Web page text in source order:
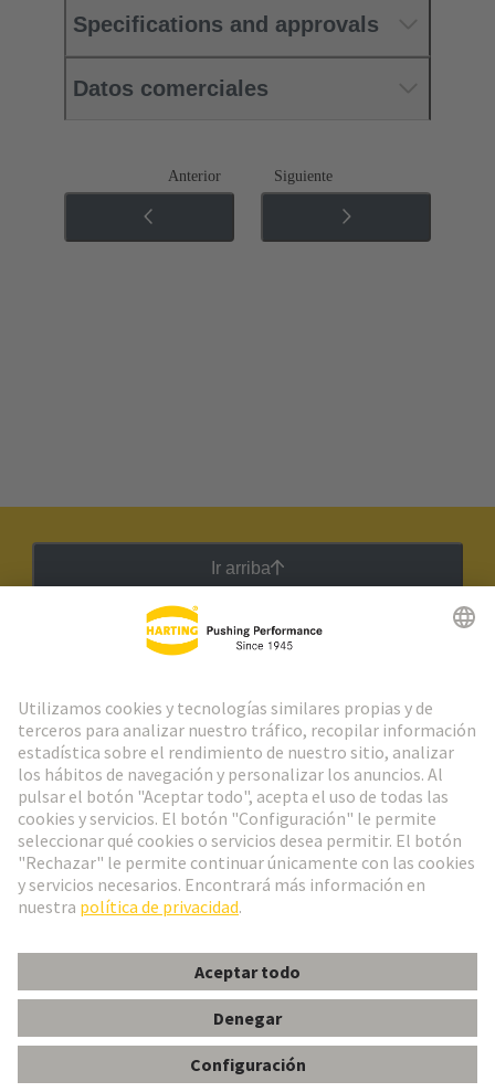
Specifications and approvals
Datos comerciales
Anterior Siguiente
Ir arriba
Ir al registro
Portugal Español
© Grupo Tecnológico HARTING
ImprintPolítica de privacidad
Configuración de cookies
Aviso Legal WebInformación al cliente